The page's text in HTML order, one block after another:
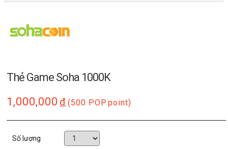
Thẻ Game Soha 1000K
1,000,000 đ (500 POP point)
Số lượng